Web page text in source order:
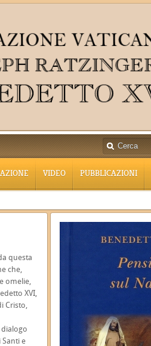
VIDEO PUBBLICAZIONI
questa
che,
omelie,
XVI,
Cristo,
dialogo
e